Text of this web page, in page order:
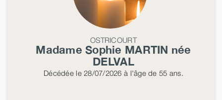
OSTRICOURT
Madame Sophie MARTIN née
DELVAL
Décédéele 28/07/2026 à l'âge de 55 ans.